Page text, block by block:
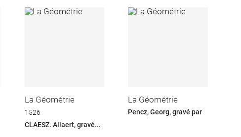
La Géométrie
1526
CLAESZ. Allaert, gravé...
La Géométrie
Pencz, Georg, gravé par